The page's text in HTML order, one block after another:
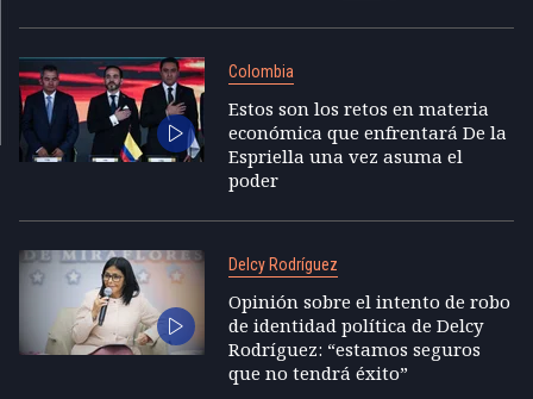
Colombia
Estos son los retos en materia
económica que enfrentará De la
Espriella una vez asuma el
poder
Delcy Rodríguez
Opinión sobre el intento de robo
de identidad política de Delcy
Rodríguez: “estamos seguros
que no tendrá éxito”